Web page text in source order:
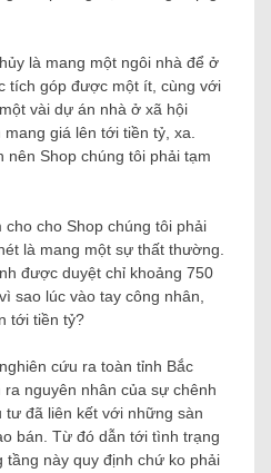
là mang một ngôi nhà để ở
tích góp được một ít, cùng với
vài dự án nhà ở xã hội
giá lên tới tiền tỷ, xa.
nên Shop chúng tôi phải tạm
cho Shop chúng tôi phải
là mang một sự thất thường.
được duyệt chỉ khoảng 750
sao lúc vào tay công nhân,
tới tiền tỷ?
cứu ra toàn tỉnh Bắc
nguyên nhân của sự chênh
tư đã liên kết với những sàn
bán. Từ đó dẫn tới tình trạng
này quy định chứ ko phải